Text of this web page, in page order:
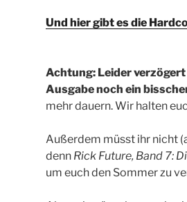
Und hier gibt es die
Achtung: Leider
Ausgabe noch ein
mehr dauern. Wir halten
Außerdem müsst ihr nicht
denn Rick Future, Band 7:
um euch den Sommer zu